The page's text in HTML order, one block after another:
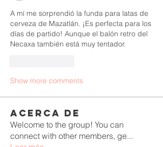
A mí me sorprendió la funda para latas de
cerveza de Mazatlán. ¡Es perfecta para los
días de partido! Aunque el balón retro del
Necaxa también está muy tentador.
Show more comments
Acerca de
Welcome to the group! You can
connect with other members, ge...